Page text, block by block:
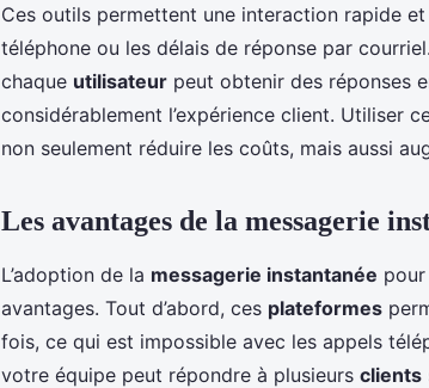
Ces outils permettent une interaction rapide
téléphone ou les délais de réponse par
chaque utilisateur peut obtenir des réponses
considérablement l’expérience client. Utiliser
non seulement réduire les coûts, mais aussi
Les avantages de la messagerie
L’adoption de la messagerie instantanée
avantages. Tout d’abord, ces plateformes
fois, ce qui est impossible avec les appels
votre équipe peut répondre à plusieurs clients